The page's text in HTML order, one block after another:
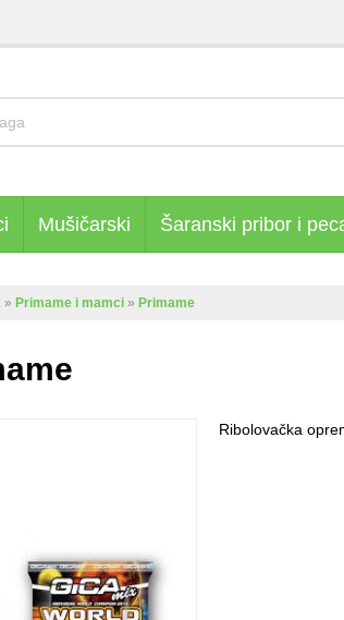
Mušičarski Šaranski pribor i
» Primame i mamci » Primame
Ribolovačka